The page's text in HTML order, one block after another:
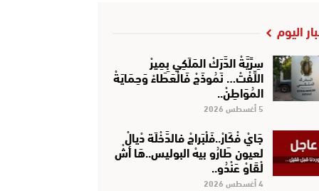
اليوم
سِرِّيَّةْ الدَّرَكْ المَلَكِي بِمِيرْ
اللِّفْتْ… نَمُوذَجْ فَالْعَطَاءْ وَحِمَايَةْ
المُوَاطِنْ..
5 أغسطس 2026
جَايْ فْكَارْ..فَلْبَراجْ فالدَّخْلَة دْيالْ
لعيون طَارُو بيهْ البوليس..هَا أشْ
لْقَاوْ عَنْدُو..
4 أغسطس 2026